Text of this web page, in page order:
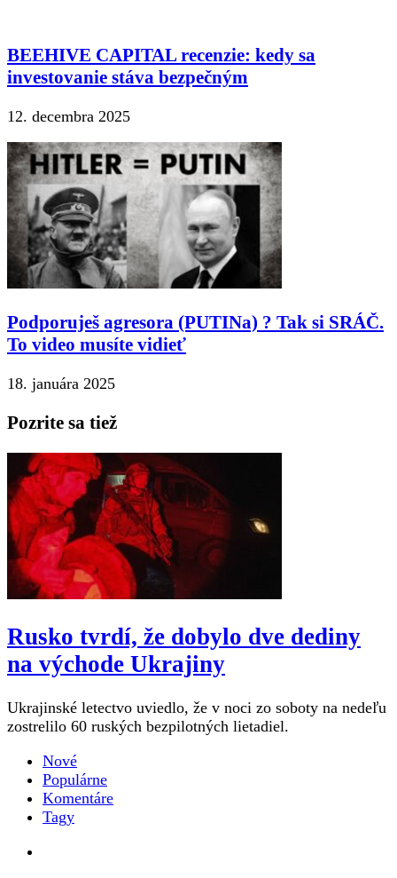
BEEHIVE CAPITAL recenzie: kedy sa
investovanie stáva bezpečným
12. decembra 2025
Podporuješ agresora (PUTINa) ? Tak si SRÁČ.
To video musíte vidieť
18. januára 2025
Pozrite sa tiež
Rusko tvrdí, že dobylo dve dediny
na východe Ukrajiny
Ukrajinské letectvo uviedlo, že v noci zo soboty na nedeľu
zostrelilo 60 ruských bezpilotných lietadiel.
Nové
Populárne
Komentáre
Tagy